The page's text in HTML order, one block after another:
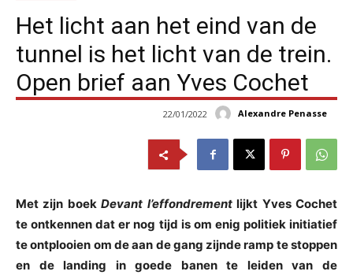
Het licht aan het eind van de
tunnel is het licht van de trein.
Open brief aan Yves Cochet
Alexandre Penasse
22/01/2022
Met zijn boekDevant l’effondrementlijkt Yves Cochet
te ontkennen dat er nog tijd is om enig politiek initiatief
te ontplooien om de aan de gang zijnde ramp te stoppen
en de landing in goede banen te leiden van de